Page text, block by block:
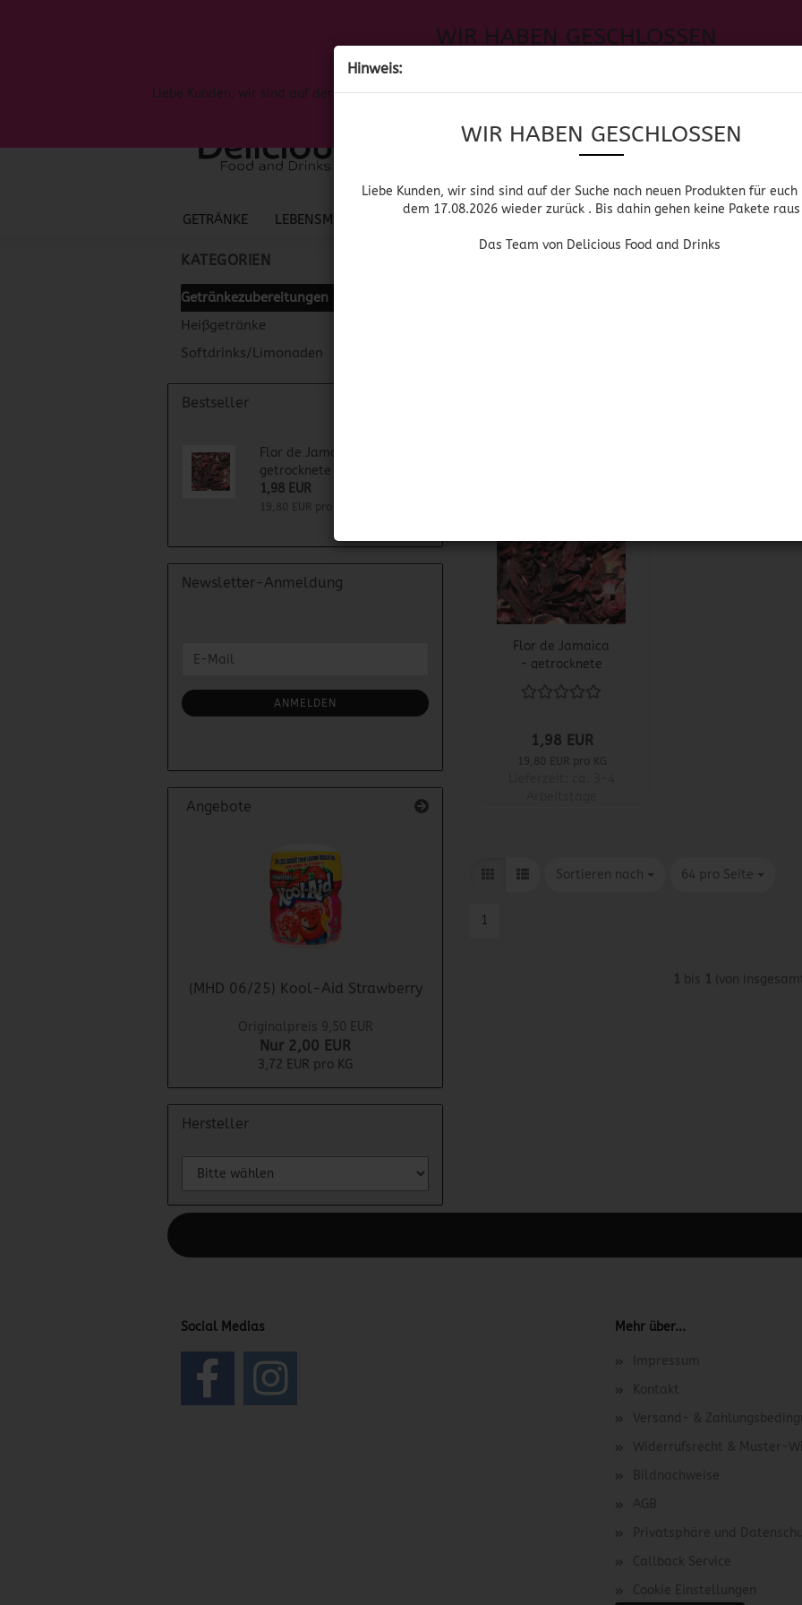
Hinweis:
WIR HABEN GESCHLOSSEN
Liebe Kunden, wir sind sind auf der Suche nach neuen Produkten für euch
dem 17.08.2026 wieder zurück . Bis dahin gehen keine Pakete raus
Das Team von Delicious Food and Drinks
Lieferland
WIR HABEN GESCHLOSSEN
Liebe Kunden, wir sind auf der Suche nach neuen Produkten für euch und wieder ab dem 17.08.2026 zurück.
Das Team von Delicious Food and Drinks
GETRÄNKE LEBENSMITTEL HOME & LIVING
Startseite » Getränke » Mexikanische Getränke
Flor de Jamaica
- getrocknete
Hibiskusblüten
1,98 EUR
19,80 EUR pro KG
Sortieren nach
Sortieren nach 64 pro Seite
pro Seite
1
1 bis 1 (von
KATEGORIEN
Getränkezubereitungen
Heißgetränke
Softdrinks/Limonaden
Bestseller
Flor de Jamaica -
getrocknete Hibiskusblüten
1,98 EUR
19,80 EUR pro KG
Newsletter-Anmeldung
ZUR
ANMELDUNG
E-
ANMELDEN
Angebote
(MHD 06/25) Kool-Aid Strawberry
Originalpreis 9,50 EUR
Nur 2,00 EUR
3,72 EUR pro KG
Hersteller
Social Medias Mehr über...
Impressum
Kontakt
Versand- &
Widerrufsrecht & Muster-
Bildnachweise
AGB
Privatsphäre und
Callback Service
Cookie Einstellungen